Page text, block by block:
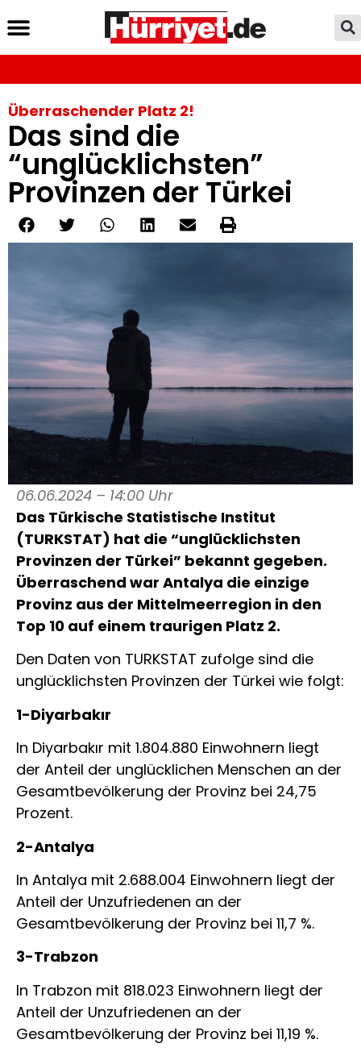
Überraschender Platz 2!
Das sind die
“unglücklichsten”
Provinzen der Türkei
06.06.2024 – 14:00 Uhr
Das Türkische Statistische Institut
(TURKSTAT) hat die “unglücklichsten
Provinzen der Türkei” bekannt gegeben.
Überraschend war Antalya die einzige
Provinz aus der Mittelmeerregion in den
Top 10 auf einem traurigen Platz 2.
Den Daten von TURKSTAT zufolge sind die
unglücklichsten Provinzen der Türkei wie folgt:
1-Diyarbakır
In Diyarbakır mit 1.804.880 Einwohnern liegt
der Anteil der unglücklichen Menschen an der
Gesamtbevölkerung der Provinz bei 24,75
Prozent.
2-Antalya
In Antalya mit 2.688.004 Einwohnern liegt der
Anteil der Unzufriedenen an der
Gesamtbevölkerung der Provinz bei 11,7 %.
3-Trabzon
In Trabzon mit 818.023 Einwohnern liegt der
Anteil der Unzufriedenen an der
Gesamtbevölkerung der Provinz bei 11,19 %.